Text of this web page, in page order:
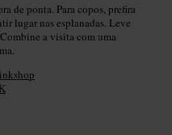
de ponta. Para copos, prefira
lugar nas esplanadas. Leve
a visita com uma